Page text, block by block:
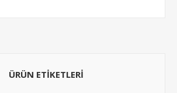
ÜRÜN ETIKETLERI